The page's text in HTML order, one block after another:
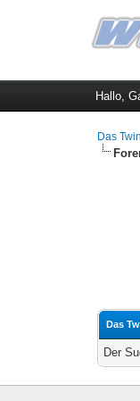
Hallo,
Das
Das
Der